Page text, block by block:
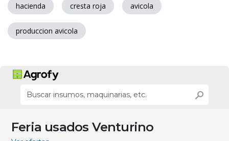
hacienda cresta roja avicola
produccion avicola
Feria usados Venturino